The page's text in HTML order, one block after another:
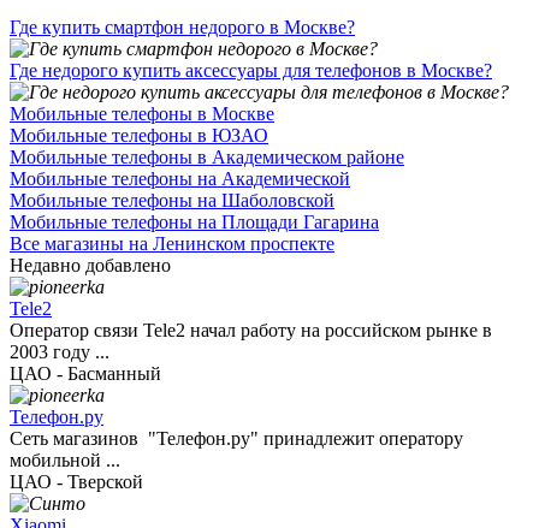
Где купить смартфон недорого в Москве?
Где недорого купить аксессуары для телефонов в Москве?
Мобильные телефоны в Москве
Мобильные телефоны в ЮЗАО
Мобильные телефоны в Академическом районе
Мобильные телефоны на Академической
Мобильные телефоны на Шаболовской
Мобильные телефоны на Площади Гагарина
Все магазины на Ленинском проспекте
Недавно добавлено
Tele2
Оператор связи Tele2 начал работу на российском рынке в
2003 году ...
ЦАО - Басманный
Телефон.ру
Сеть магазинов "Телефон.ру" принадлежит оператору
мобильной ...
ЦАО - Тверской